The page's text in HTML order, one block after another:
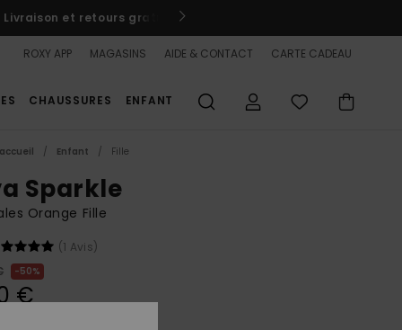
/ S'inscrire
ROXY APP MAGASINS AIDE & CONTACT CARTE CADEAU
CHAUSSURES ENFANT
Enfant Fille
Sparkle
Orange Fille
(1 Avis)
50%
€